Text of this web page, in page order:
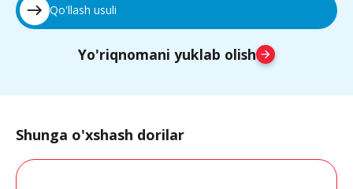
east Qo'llash usuli
Yo'riqnomani yuklab olish arrow_forward
Shunga o'xshash dorilar